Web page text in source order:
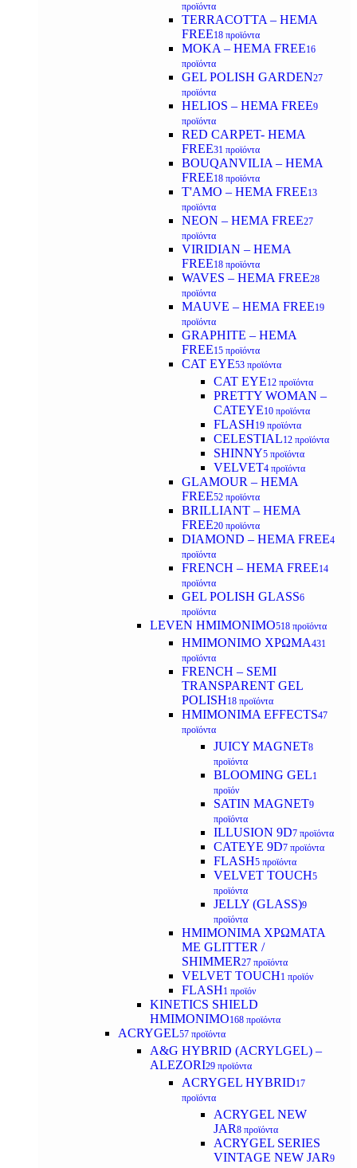
προϊόντα
TERRACOTTA – HEMA
FREE18 προϊόντα
MOKA – HEMA FREE16
προϊόντα
GEL POLISH GARDEN27
προϊόντα
HELIOS – HEMA FREE9
προϊόντα
RED CARPET- HEMA
FREE31 προϊόντα
BOUQANVILIA – HEMA
FREE18 προϊόντα
T'AMO – HEMA FREE13
προϊόντα
NEON – HEMA FREE27
προϊόντα
VIRIDIAN – HEMA
FREE18 προϊόντα
WAVES – HEMA FREE28
προϊόντα
MAUVE – HEMA FREE19
προϊόντα
GRAPHITE – HEMA
FREE15 προϊόντα
CAT EYE53 προϊόντα
CAT EYE12 προϊόντα
PRETTY WOMAN –
CATEYE10 προϊόντα
FLASH19 προϊόντα
CELESTIAL12 προϊόντα
SHINNY5 προϊόντα
VELVET4 προϊόντα
GLAMOUR – HEMA
FREE52 προϊόντα
BRILLIANT – HEMA
FREE20 προϊόντα
DIAMOND – HEMA FREE4
προϊόντα
FRENCH – HEMA FREE14
προϊόντα
GEL POLISH GLASS6
προϊόντα
LEVEN ΗΜΙΜΟΝΙΜΟ518 προϊόντα
ΗΜΙΜΟΝΙΜΟ ΧΡΩΜΑ431
προϊόντα
FRENCH – SEMI
TRANSPARENT GEL
POLISH18 προϊόντα
HMIMONIMA EFFECTS47
προϊόντα
JUICY MAGNET8
προϊόντα
BLOOMING GEL1
προϊόν
SATIN MAGNET9
προϊόντα
ILLUSION 9D7 προϊόντα
CATEYE 9D7 προϊόντα
FLASH5 προϊόντα
VELVET TOUCH5
προϊόντα
JELLY (GLASS)9
προϊόντα
ΗΜΙΜΟΝΙΜA ΧΡΩΜΑΤΑ
ΜΕ GLITTER /
SHIMMER27 προϊόντα
VELVET TOUCH1 προϊόν
FLASH1 προϊόν
KINETICS SHIELD
ΗΜΙΜΟΝΙΜΟ168 προϊόντα
ACRYGEL57 προϊόντα
A&G HYBRID (ACRYLGEL) –
ALEZORI29 προϊόντα
ACRYGEL HYBRID17
προϊόντα
ACRYGEL NEW
JAR8 προϊόντα
ACRYGEL SERIES
VINTAGE NEW JAR9